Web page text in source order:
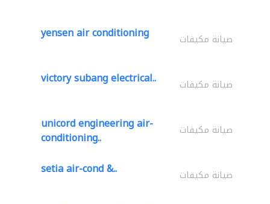
yensen air conditioning صيانة مكيفات
victory subang electrical.. صيانة مكيفات
unicord engineering air-
conditioning.. صيانة مكيفات
setia air-cond &.. صيانة مكيفات